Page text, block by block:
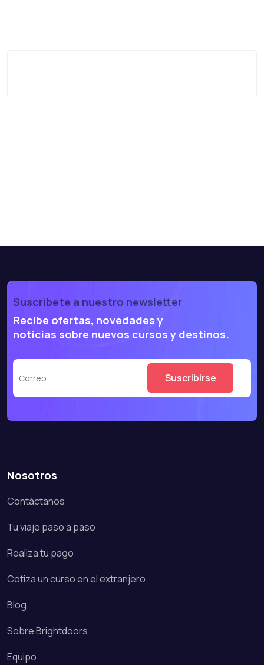
Suscríbete a nuestro newsletter
Recibe ofertas, novedades y
noticias sobre nuevos cursos y destinos.
Nosotros
Contáctanos
Tu viaje paso a paso
Realiza tu pago
Cotiza un curso en el extranjero
Blog
Sobre Brightdoors
Equipo